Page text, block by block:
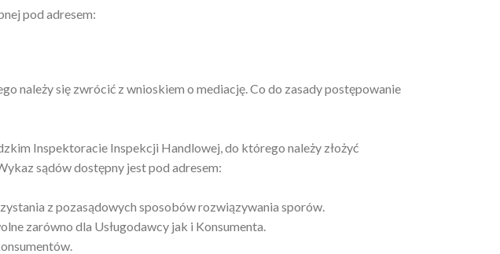
pod adresem:
należy się zwrócić z wnioskiem o mediację. Co do zasady postępowanie
Inspektoracie Inspekcji Handlowej, do którego należy złożyć
sądów dostępny jest pod adresem:
z pozasądowych sposobów rozwiązywania sporów.
zarówno dla Usługodawcy jak i Konsumenta.